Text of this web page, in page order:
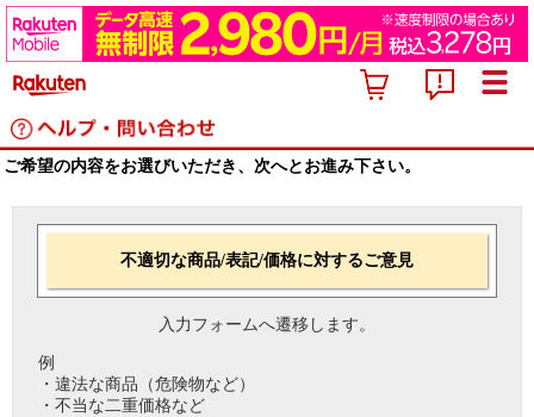
ご希望の内容をお選びいただき、次へとお進み下さい。
不適切な商品/表記/価格に対するご意見
入力フォームへ遷移します。
例
・違法な商品（危険物など）
・不当な二重価格など